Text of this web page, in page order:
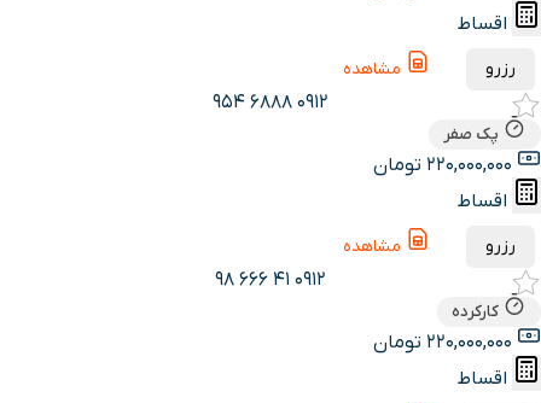
اقساط
رزرو مشاهده
0912 6888 954
پک صفر
اقساط
رزرو مشاهده
0912 41 666 98
کارکرده
اقساط